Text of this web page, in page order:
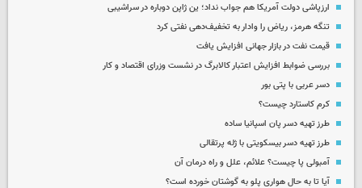
ارزپاشی دولت آمریکا هم جواب نداد؛ ین ژاپن دوباره در سراشیبی
تنگه هرمز، ریاض را وادار به تخفیف‌دهی نفتی کرد
قیمت نفت در بازار جهانی افزایش یافت
بررسی ضوابط افزایش اعتبار کالابرگ در نشست وزرای اقتصاد و کار
دسر عربی با پتی بور
کرم کاستارد چیست؟
طرز تهیه دسر پان اسپانیا ساده
طرز تهیه دسر بیسکویتی با ژله پرتقالی
آمبولی پا چیست؟ علائم، علل و راه درمان آن
آیا تا به حال هواری پلو به گوشتان خورده است؟